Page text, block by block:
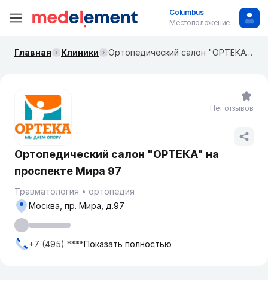
Columbus
Местоположение
Главная Клиники Ортопедический салон "ОРТЕКА" на​ проспекте Мира 97
Ортопедический салон "ОРТЕКА" на​
проспекте Мира 97
Травматология
ортопедия
Москва, ​пр. Мира, д.97
+7 (495) ****Показать полностью
Нет отзывов